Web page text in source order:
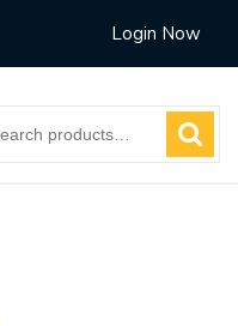
Login Now